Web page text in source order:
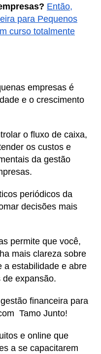
Então,
para Pequenos
curso totalmente
empresas é
e o crescimento
o fluxo de caixa,
os custos e
da gestão
periódicos da
decisões mais
permite que você,
mais clareza sobre
a estabilidade e abre
expansão.
financeira para
Tamo Junto!
e online que
a se capacitarem